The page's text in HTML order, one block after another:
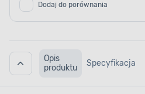
Dodaj do porównania
Opis
produktu
Specyfikacja